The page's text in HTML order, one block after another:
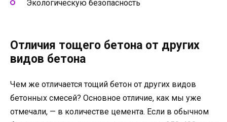
Экологическую безопасность
Отличия тощего бетона от других
видов бетона
Чем же отличается тощий бетон от других видов
бетонных смесей? Основное отличие, как мы уже
отмечали, — в количестве цемента. Если в обычном